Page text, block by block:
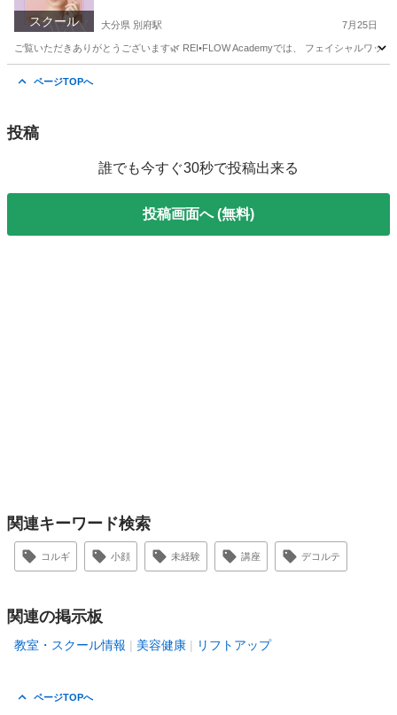
スクール 大分県 別府駅 7月25日
ご覧いただきありがとうございます🌿 REI•FLOW Academyでは、 フェイシャルワッ
ページTOPへ
投稿
誰でも今すぐ30秒で投稿出来る
投稿画面へ (無料)
関連キーワード検索
コルギ 小顔 未経験 講座 デコルテ
関連の掲示板
教室・スクール情報 美容健康 リフトアップ
ページTOPへ